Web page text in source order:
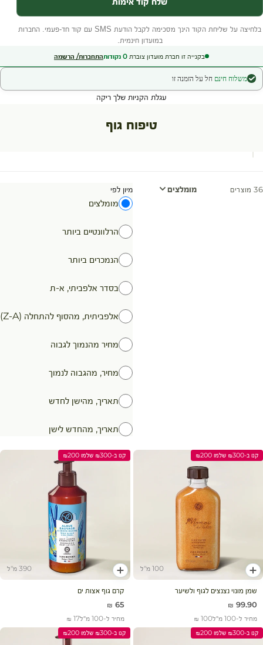
בקנייה זו חברת מועדון צוברת 0 נקודותהתחברות/ הרשמה
משלוח חינם חל על הזמנה זו
עגלת הקניות שלך ריקה
טיפוח גוף
36 מוצרים מומלצים מיון לפי
מומלצים
הרלוונטיים ביותר
הנמכרים ביותר
בסדר אלפביתי, א-ת
אלפביתית, מהסוף להתחלה (Z-A)
מחיר מהנמוך לגבוה
מחיר, מהגבוה לנמוך
תאריך, מהישן לחדש
תאריך, מהחדש לישן
קנו ב-₪300 שלמו ₪200
100 מ"ל
הוסף לעגלה
שמן מונוי נצנצים לגוף ולשיער
מחיר מבצע
99.90 ₪
מחיר ל-100 מ״ל 100 ₪
קנו ב-₪300 שלמו ₪200
390 מ"ל
הוסף לעגלה
קרם גוף אצות ים
מחיר מבצע
65 ₪
מחיר ל-100 מ״ל 17 ₪
קנו ב-₪300 שלמו ₪200 קנו ב-₪300 שלמו ₪200